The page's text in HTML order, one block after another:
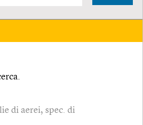
di aerei, spec. di